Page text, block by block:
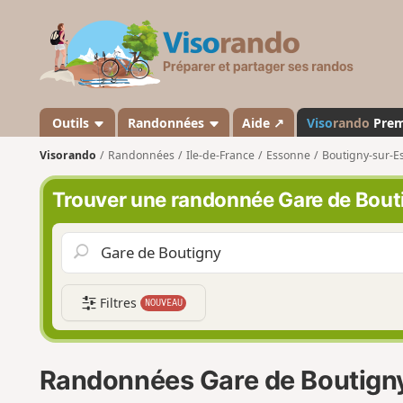
s
a
n
d
o
Outils Randonnées Aide ↗ Visorando
Visorando Randonnées Ile-de-France Essonne Boutigny-sur-
Trouver une randonnée Gare de
Filtres NOUVEAU
Randonnées Gare de